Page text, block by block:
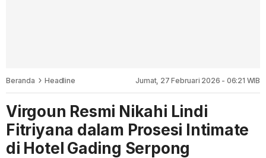
Beranda Headline Jumat, 27 Februari 2026 - 06:21 WIB
Virgoun Resmi Nikahi Lindi
Fitriyana dalam Prosesi Intimate
di Hotel Gading Serpong